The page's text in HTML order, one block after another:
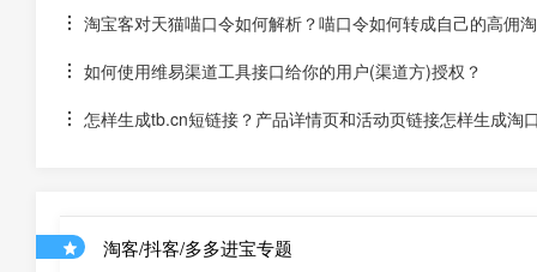
淘宝客对天猫喵口令如何解析？喵口令如何转成自己的高佣
如何使用维易渠道工具接口给你的用户(渠道方)授权？
怎样生成tb.cn短链接？产品详情页和活动页链接怎样生成淘
淘客/抖客/多多进宝专题